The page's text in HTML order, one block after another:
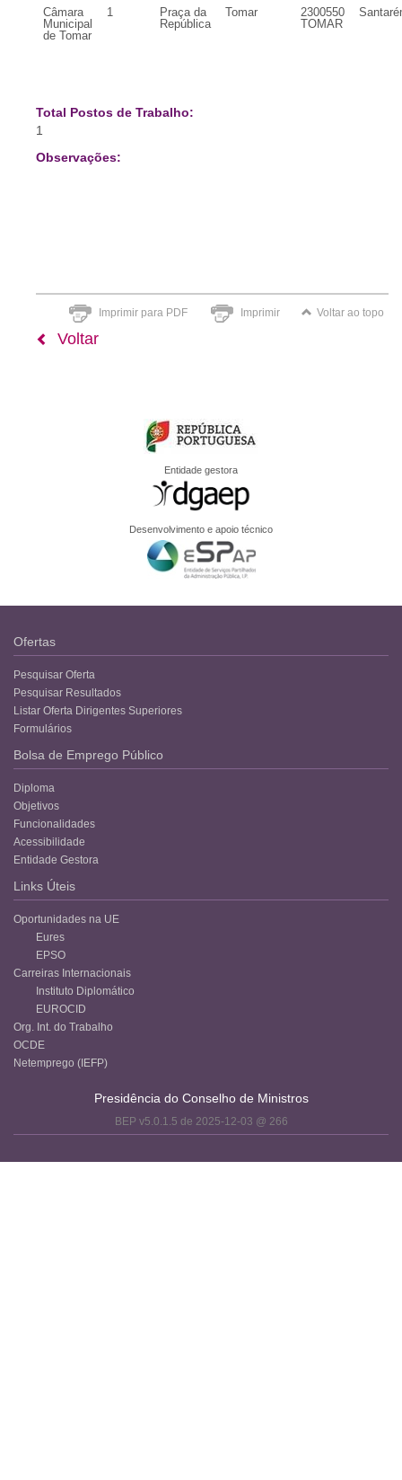
Câmara
Municipal
de Tomar
1
Praça da
República
Tomar
2300550
TOMAR
Total Postos de Trabalho:
1
Observações:
Imprimir para PDF Imprimir Voltar ao topo
Voltar
Entidade gestora
Desenvolvimento e apoio técnico
Ofertas
Pesquisar Oferta
Pesquisar Resultados
Listar Oferta Dirigentes Superiores
Formulários
Bolsa de Emprego Público
Diploma
Objetivos
Funcionalidades
Acessibilidade
Entidade Gestora
Links Úteis
Oportunidades na UE
Eures
EPSO
Carreiras Internacionais
Instituto Diplomático
EUROCID
Org. Int. do Trabalho
OCDE
Netemprego (IEFP)
Presidência do Conselho de Ministros
BEP v5.0.1.5 de 2025-12-03 @ 266